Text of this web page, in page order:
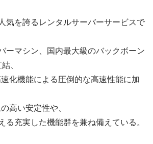
気を誇るレンタルサーバーサービスで
ーマシン、国内最大級のバックボーン
、
化機能による圧倒的な高速性能に加
高い安定性や、
る充実した機能群を兼ね備えている。